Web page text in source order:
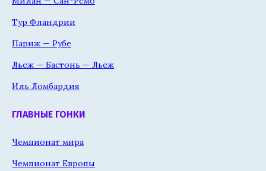
Тур Фландрии
Париж — Рубе
Льеж — Бастонь — Льеж
Иль Ломбардия
ГЛАВНЫЕ ГОНКИ
Чемпионат мира
Чемпионат Европы